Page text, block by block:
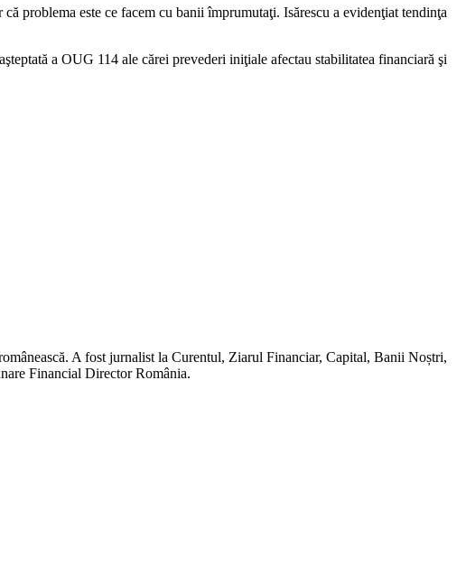
problema este ce facem cu banii împrumutaţi. Isărescu a evidenţiat tendinţa
a OUG 114 ale cărei prevederi iniţiale afectau stabilitatea financiară şi
A fost jurnalist la Curentul, Ziarul Financiar, Capital, Banii Noștri,
Financial Director România.